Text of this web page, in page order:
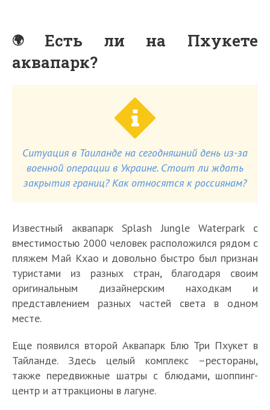
Есть ли на Пхукете
аквапарк?
Ситуация в Таиланде на сегодняшний день из-за
военной операции в Украине. Стоит ли ждать
закрытия границ? Как относятся к россиянам?
Известный аквапарк Splash Jungle Waterpark с
вместимостью 2000 человек расположился рядом с
пляжем Май Кхао и довольно быстро был признан
туристами из разных стран, благодаря своим
оригинальным дизайнерским находкам и
представлением разных частей света в одном
месте.
Еще появился второй Аквапарк Блю Три Пхукет в
Тайланде. Здесь целый комплекс –рестораны,
также передвижные шатры с блюдами, шоппинг-
центр и аттракционы в лагуне.